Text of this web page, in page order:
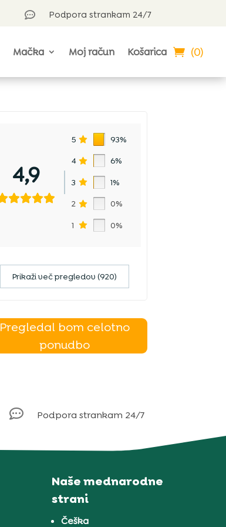
 Podpora strankam 24/7
Mačka Moj račun Košarica (0)
4,9
5 93%
4 6%
3 1%
2 0%
1 0%
Prikaži več pregledov (920)
Pregledal bom celotno
ponudbo
 Podpora strankam 24/7
Naše mednarodne
strani
Češka